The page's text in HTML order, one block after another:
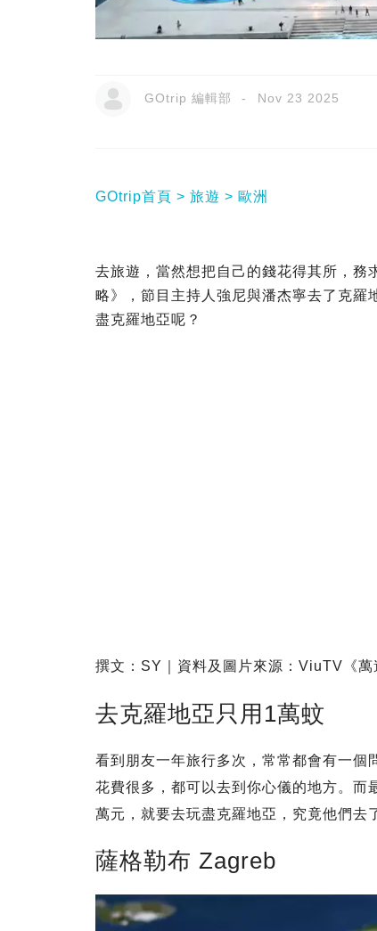
GOtrip 編輯部 Nov 23 2025
GOtrip首頁 旅遊 歐洲
去旅遊，當然想把自己的錢花得其所，
略》，節目主持人強尼與潘杰寧去了克羅
盡克羅地亞呢？
撰文：SY｜資料及圖片來源：ViuTV《萬
去克羅地亞只用1萬蚊
看到朋友一年旅行多次，常常都會有一個
花費很多，都可以去到你心儀的地方。
萬元，就要去玩盡克羅地亞，究竟他們去
薩格勒布 Zagreb